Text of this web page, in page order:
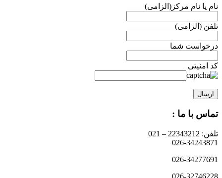
نام یا نام مرکز(الزامی)
تلفن (الزامی)
درخواست شما
کد امنیتی
تماس با ما :
تلفن: 22343212 – 021
026-34243871
026-34277691
026-32746228